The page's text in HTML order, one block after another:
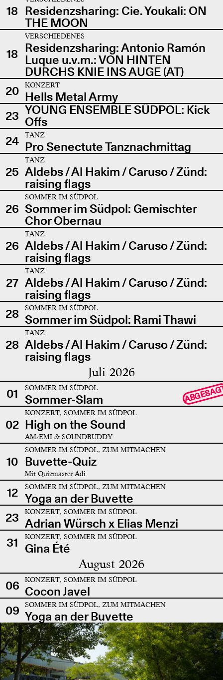
18 Residenzsharing: Cie. Youkali: ON
THE MOON
18
VERSCHIEDENES
Residenzsharing: Antonio Ramón
Luque u.v.m.: VON HINTEN
DURCHS KNIE INS AUGE (AT)
20
KONZERT
Hells Metal Army
23 YOUNG ENSEMBLE SÜDPOL: Kick
Offs
24
TANZ
Pro Senectute Tanznachmittag
25
TANZ
Aldebs / Al Hakim / Caruso / Zünd:
raising flags
26
SOMMER IM SÜDPOL
Sommer im Südpol: Gemischter
Chor Obernau
26
TANZ
Aldebs / Al Hakim / Caruso / Zünd:
raising flags
27
TANZ
Aldebs / Al Hakim / Caruso / Zünd:
raising flags
28
SOMMER IM SÜDPOL
Sommer im Südpol: Rami Thawi
28
TANZ
Aldebs / Al Hakim / Caruso / Zünd:
raising flags
Juli 2026
01 SOMMER IM SÜDPOL
Sommer-Slam
02
KONZERT, SOMMER IM SÜDPOL
High on the Sound
AMÆMI & SOUNDBUDDY
10
SOMMER IM SÜDPOL, ZUM MITMACHEN
Buvette-Quiz
Mit Quizmaster Adi
12 SOMMER IM SÜDPOL, ZUM MITMACHEN
Yoga an der Buvette
23
KONZERT, SOMMER IM SÜDPOL
Adrian Würsch x Elias Menzi
31
KONZERT, SOMMER IM SÜDPOL
Gina Été
August 2026
06 KONZERT, SOMMER IM SÜDPOL
Cocon Javel
09
SOMMER IM SÜDPOL, ZUM MITMACHEN
Yoga an der Buvette